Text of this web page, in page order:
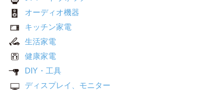
オーディオ機器
キッチン家電
生活家電
健康家電
DIY・工具
ディスプレイ、モニター